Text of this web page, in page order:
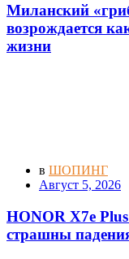
Миланский
возрождается
жизни
в ШОПИНГ
Август 5, 2026
HONOR X7e
страшны